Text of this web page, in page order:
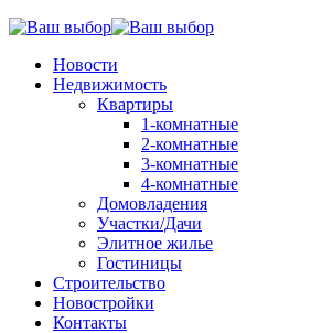
Новости
Недвижимость
Квартиры
1-комнатные
2-комнатные
3-комнатные
4-комнатные
Домовладения
Участки/Дачи
Элитное жилье
Гостиницы
Строительство
Новостройки
Контакты